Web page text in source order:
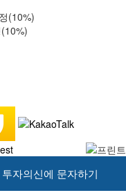
(10%)
투자의신에 문자하기